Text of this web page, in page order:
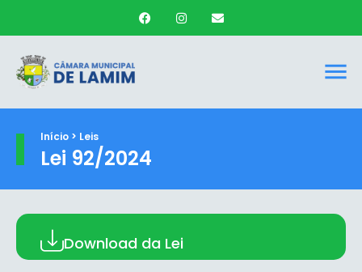
Início > Leis
Lei 92/2024
Download da Lei